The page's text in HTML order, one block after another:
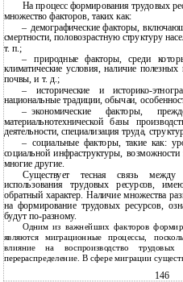
На процесс формирования трудовых
множество факторов, таких как:
– демографические факторы,
смертности, половозрастную структуру
т. п.;
–
природные факторы, среди
климатические условия, наличие
почвы, и т. д.;
–
исторические и историко-
национальные традиции, обычаи,
– экономические факторы,
материальнотехнической базы
деятельности, специализация труда,
– социальные факторы, такие как:
социальной инфраструктуры, возможности
многие другие.
Существует тесная связь
использования трудовых ресурсов,
обратный характер. Наличие множества
на формирование трудовых ресурсов,
будут по-разному.
Одним из важнейших факторов
являются миграционные процессы,
влияние на воспроизводство
перераспределение. В сфере миграции
146